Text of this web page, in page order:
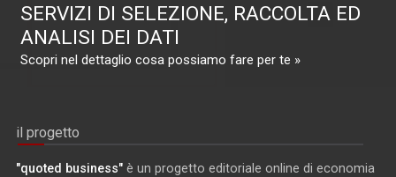
SERVIZI DI SELEZIONE, RACCOLTA ED
ANALISI DEI DATI
Scopri nel dettaglio cosa possiamo fare per te »
il progetto
"quoted business" è un progetto editoriale online di economia